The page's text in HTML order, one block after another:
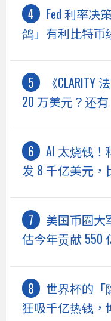
Fed 利率决
鸽」有利比特币
《
20 万美元？还
AI 太烧钱！
发 8 千亿美元，
美国币圈大
估今年贡献 550
世界杯的「
狂吸千亿热钱，